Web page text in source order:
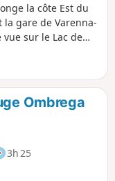
la côte Est du
la gare de Varenna-
vue sur le Lac de
Ombrega
3h 25